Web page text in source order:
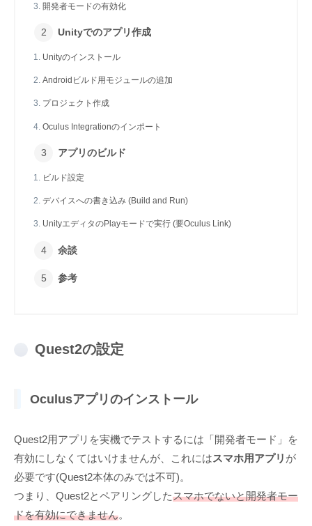
開発者モードの有効化
Unityでのアプリ作成
Unityのインストール
Androidビルド用モジュールの追加
プロジェクト作成
Oculus Integrationのインポート
アプリのビルド
ビルド設定
デバイスへの書き込み (Build and Run)
UnityエディタのPlayモードで実行 (要Oculus Link)
余談
参考
Quest2の設定
Oculusアプリのインストール
Quest2用アプリを実機でテストするには「開発者モード」を
有効にしなくてはいけませんが、これにはスマホ用アプリ が
必要です(Quest2本体のみでは不可)。
つまり、Quest2とペアリングしたスマホでないと開発者モー
ドを有効にできません。